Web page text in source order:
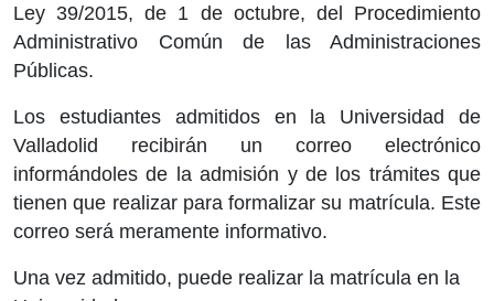
Ley 39/2015, de 1 de octubre, del Procedimiento
Administrativo Común de las Administraciones
Públicas.
Los estudiantes admitidos en la Universidad de
Valladolid recibirán un correo electrónico
informándoles de la admisión y de los trámites que
tienen que realizar para formalizar su matrícula. Este
correo será meramente informativo.
Una vez admitido, puede realizar la matrícula en la